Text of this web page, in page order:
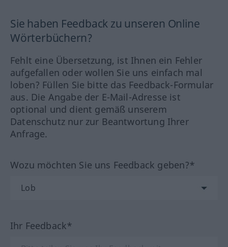
Sie haben Feedback zu unseren Online
Wörterbüchern?
Fehlt eine Übersetzung, ist Ihnen ein Fehler
aufgefallen oder wollen Sie uns einfach mal
loben? Füllen Sie bitte das Feedback-Formular
aus. Die Angabe der E-Mail-Adresse ist
optional und dient gemäß unserem
Datenschutz nur zur Beantwortung Ihrer
Anfrage.
Wozu möchten Sie uns Feedback geben?*
Ihr Feedback*